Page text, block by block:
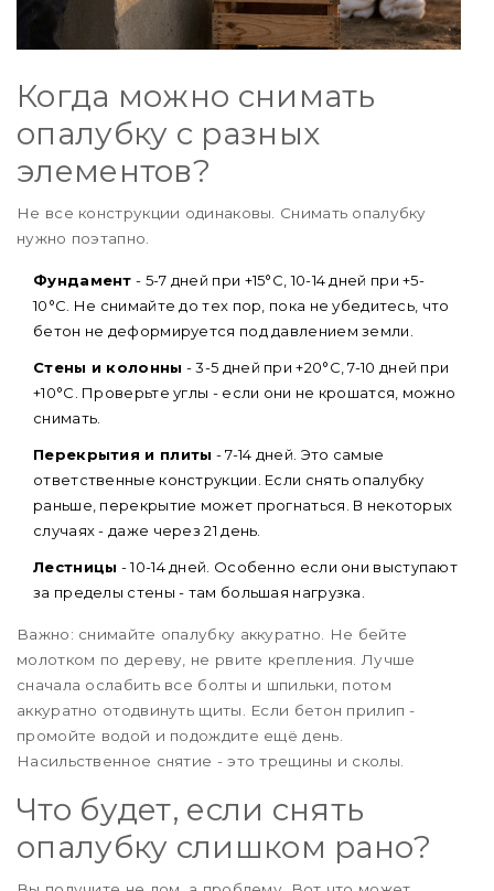
Когда можно снимать
опалубку с разных
элементов?
Не все конструкции одинаковы. Снимать опалубку
нужно поэтапно.
Фундамент - 5-7 дней при +15°C, 10-14 дней при +5-
10°C. Не снимайте до тех пор, пока не убедитесь, что
бетон не деформируется под давлением земли.
Стены и колонны - 3-5 дней при +20°C, 7-10 дней при
+10°C. Проверьте углы - если они не крошатся, можно
снимать.
Перекрытия и плиты - 7-14 дней. Это самые
ответственные конструкции. Если снять опалубку
раньше, перекрытие может прогнаться. В некоторых
случаях - даже через 21 день.
Лестницы - 10-14 дней. Особенно если они выступают
за пределы стены - там большая нагрузка.
Важно: снимайте опалубку аккуратно. Не бейте
молотком по дереву, не рвите крепления. Лучше
сначала ослабить все болты и шпильки, потом
аккуратно отодвинуть щиты. Если бетон прилип -
промойте водой и подождите ещё день.
Насильственное снятие - это трещины и сколы.
Что будет, если снять
опалубку слишком рано?